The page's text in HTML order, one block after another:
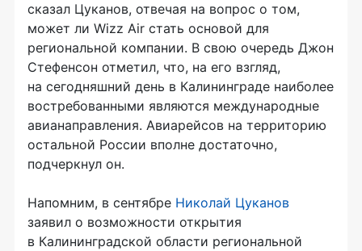
сказал Цуканов, отвечая на вопрос о том,
может ли Wizz Air стать основой для
региональной компании. В свою очередь Джон
Стефенсон отметил, что, на его взгляд,
на сегодняшний день в Калининграде наиболее
востребованными являются международные
авианаправления. Авиарейсов на территорию
остальной России вполне достаточно,
подчеркнул он.
Напомним, в сентябре Николай Цуканов
заявил о возможности открытия
в Калининградской области региональной